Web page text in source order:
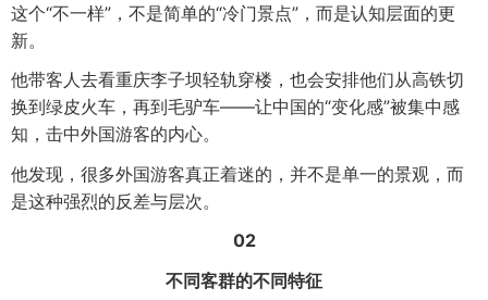
这个“不一样”，不是简单的“冷门景点”，而是认知层面的更
新。
他带客人去看重庆李子坝轻轨穿楼，也会安排他们从高铁切
换到绿皮火车，再到毛驴车——让中国的“变化感”被集中感
知，击中外国游客的内心。
他发现，很多外国游客真正着迷的，并不是单一的景观，而
是这种强烈的反差与层次。
02
不同客群的不同特征